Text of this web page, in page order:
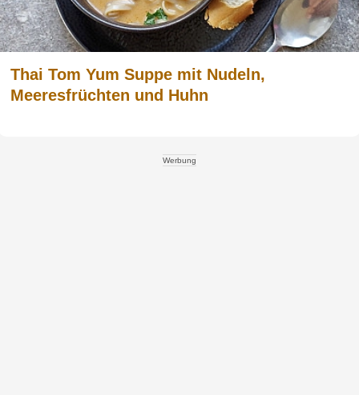
Thai Tom Yum Suppe mit Nudeln,
Meeresfrüchten und Huhn
Werbung